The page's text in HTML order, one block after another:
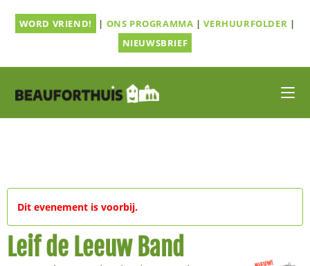
naarWORD VRIEND! | ONS PROGRAMMA |VERHUURFOLDER |
NIEUWSBRIEF
Dit evenement is voorbij.
Leif de Leeuw Band